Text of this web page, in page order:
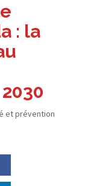
: la
et prévention